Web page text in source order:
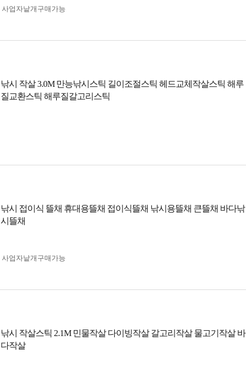
사업자 낱개구매가능
낚시 작살 3.0M 만능낚시스틱 길이조절스틱 헤드교체작살스틱 해루
질교환스틱 해루질갈고리스틱
낚시 접이식 뜰채 휴대용뜰채 접이식뜰채 낚시용뜰채 큰뜰채 바다낚
시뜰채
사업자 낱개구매가능
낚시 작살스틱 2.1M 민물작살 다이빙작살 갈고리작살 물고기작살 바
다작살